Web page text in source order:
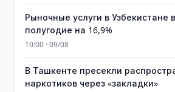
Рыночные услуги в Узбекистане
полугодие на 16,9%
10:00 · 09/08
В Ташкенте пресекли
наркотиков через «закладки»